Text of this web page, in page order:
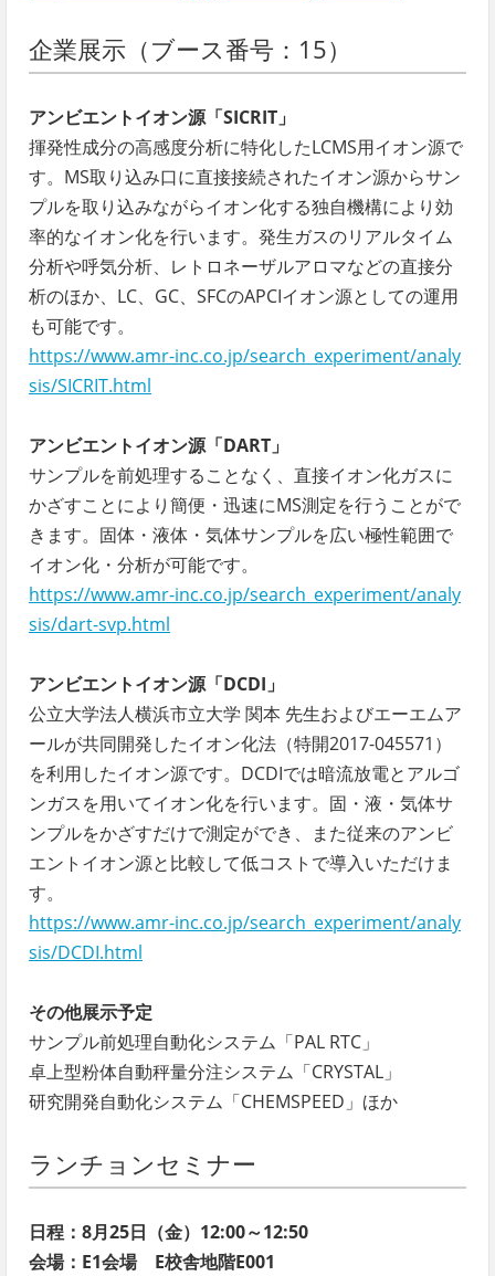
企業展示（ブース番号：15）
アンビエントイオン源「SICRIT」
揮発性成分の高感度分析に特化したLCMS用イオン源で
す。MS取り込み口に直接接続されたイオン源からサン
プルを取り込みながらイオン化する独自機構により効
率的なイオン化を行います。発生ガスのリアルタイム
分析や呼気分析、レトロネーザルアロマなどの直接分
析のほか、LC、GC、SFCのAPCIイオン源としての運用
も可能です。
https://www.amr-inc.co.jp/search_experiment/analy
sis/SICRIT.html
アンビエントイオン源「DART」
サンプルを前処理することなく、直接イオン化ガスに
かざすことにより簡便・迅速にMS測定を行うことがで
きます。固体・液体・気体サンプルを広い極性範囲で
イオン化・分析が可能です。
https://www.amr-inc.co.jp/search_experiment/analy
sis/dart-svp.html
アンビエントイオン源「DCDI」
公立大学法人横浜市立大学 関本 先生およびエーエムア
ールが共同開発したイオン化法（特開2017-045571）
を利用したイオン源です。DCDIでは暗流放電とアルゴ
ンガスを用いてイオン化を行います。固・液・気体サ
ンプルをかざすだけで測定ができ、また従来のアンビ
エントイオン源と比較して低コストで導入いただけま
す。
https://www.amr-inc.co.jp/search_experiment/analy
sis/DCDI.html
その他展示予定
サンプル前処理自動化システム「PAL RTC」
卓上型粉体自動秤量分注システム「CRYSTAL」
研究開発自動化システム「CHEMSPEED」ほか
ランチョンセミナー
日程：8月25日（金）12:00～12:50
会場：E1会場 E校舎地階E001